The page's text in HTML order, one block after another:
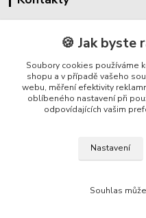
🛡️ Zákaznická
📞 728 007
⏰ Po-Pá | 7:00 -
info@repulse.cz
REPULSE s.r.o. |
🍪 Jak byste
Soubory cookies používáme
shopu a v případě vašeho
webu, měření efektivity
oblíbeného nastavení při
odpovídajících vašim
Nastavení
Souhlas